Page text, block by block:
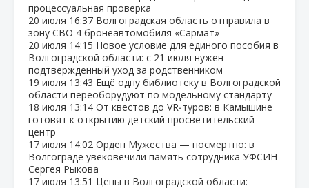
процессуальная проверка
20 июля 16:37 Волгоградская область отправила в
зону СВО 4 бронеавтомобиля «Сармат»
20 июля 14:15 Новое условие для единого пособия в
Волгоградской области: с 21 июля нужен
подтверждённый уход за родственником
19 июля 13:43 Ещё одну библиотеку в Волгоградской
области переоборудуют по модельному стандарту
18 июля 13:14 От квестов до VR‑туров: в Камышине
готовят к открытию детский просветительский
центр
17 июля 14:02 Орден Мужества — посмертно: в
Волгограде увековечили память сотрудника УФСИН
Сергея Рыкова
17 июля 13:51 Цены в Волгоградской области: